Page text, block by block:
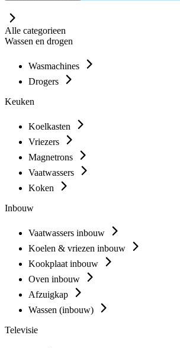
Alle categorieen
Wassen en drogen
Wasmachines
Drogers
Keuken
Koelkasten
Vriezers
Magnetrons
Vaatwassers
Koken
Inbouw
Vaatwassers inbouw
Koelen & vriezen inbouw
Kookplaat inbouw
Oven inbouw
Afzuigkap
Wassen (inbouw)
Televisie